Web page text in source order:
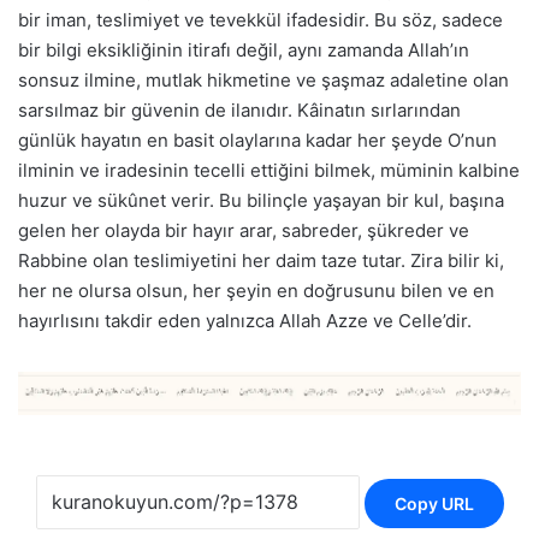
bir iman, teslimiyet ve tevekkül ifadesidir. Bu söz, sadece
bir bilgi eksikliğinin itirafı değil, aynı zamanda Allah’ın
sonsuz ilmine, mutlak hikmetine ve şaşmaz adaletine olan
sarsılmaz bir güvenin de ilanıdır. Kâinatın sırlarından
günlük hayatın en basit olaylarına kadar her şeyde O’nun
ilminin ve iradesinin tecelli ettiğini bilmek, müminin kalbine
huzur ve sükûnet verir. Bu bilinçle yaşayan bir kul, başına
gelen her olayda bir hayır arar, sabreder, şükreder ve
Rabbine olan teslimiyetini her daim taze tutar. Zira bilir ki,
her ne olursa olsun, her şeyin en doğrusunu bilen ve en
hayırlısını takdir eden yalnızca Allah Azze ve Celle’dir.
Copy URL